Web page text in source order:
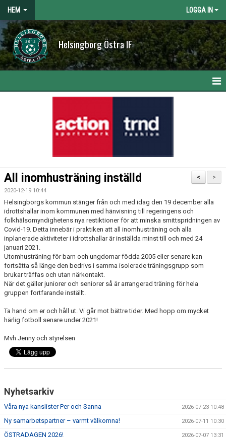
HEM LOGGA IN
Helsingborg Östra IF
KALENDER
BILDGALLERI
DOKUMENT
VÅRA LAG/TRÄNARE
MATCHER
WEBSHOP
STYRELSE
>
<
All inomhusträning inställd
2020-12-19 10:44
Helsingborgs kommun stänger från och med idag den 19 december alla
idrottshallar inom kommunen med hänvisning till regeringens och
folkhälsomyndighetens nya restiktioner för att minska smittspridningen av
Covid-19. Detta innebär i praktiken att all inomhusträning och alla
inplanerade aktiviteter i idrottshallar är inställda minst till och med 24
januari 2021.
Utomhusträning för barn och ungdomar födda 2005 eller senare kan
fortsätta så länge den bedrivs i samma isolerade träningsgrupp som
brukar träffas och utan närkontakt.
När det gäller juniorer och seniorer så är arrangerad träning för hela
gruppen fortfarande inställt.
Ta hand om er och håll ut. Vi går mot bättre tider. Med hopp om mycket
härlig fotboll senare under 2021!
Mvh Jenny och styrelsen
Nyhetsarkiv
Våra nya kanslister Per och Sanna 2026-07-23 10:48
Ny samarbetspartner – varmt välkomna! 2026-07-11 10:30
ÖSTRADAGEN 2026! 2026-07-07 13:31